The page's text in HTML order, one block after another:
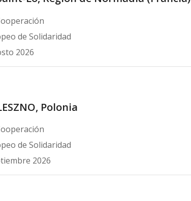
de Solidaridad
2026
Polonia
de Solidaridad
2026